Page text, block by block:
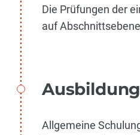
Die Prüfungen der
auf
Allgemeine